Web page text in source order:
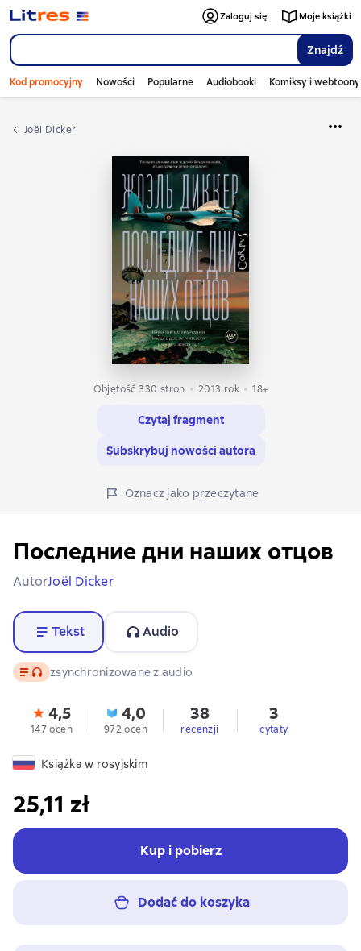
Znajdź
Zaloguj się Moje książki
Kod promocyjny Nowości Popularne Audiobooki Komiksy i webtoony
Joël Dicker
Objętość 330 stron 2013 rok 18+
Czytaj fragment
Subskrybuj nowości autora
Oznacz jako przeczytane
Последние дни наших отцов
AutorJoël Dicker
Tekst Audio
Tekst, format audio dostępny
zsynchronizowane z audio
4,5
147 ocen
4,0
972 ocen
38
recenzji
3
cytaty
Książka w rosyjskim
25,11 zł
Kup i pobierz
Dodać do koszyka